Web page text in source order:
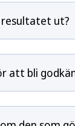
resultatet ut?
att bli